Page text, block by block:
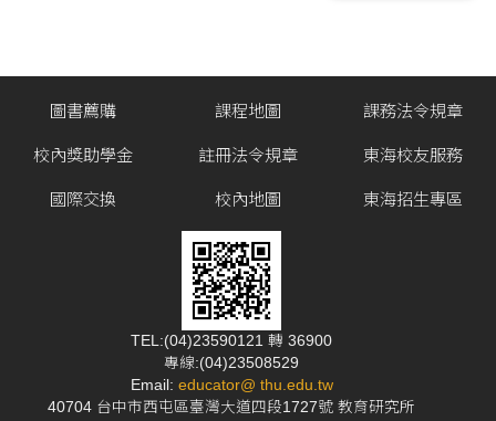
圖書薦購
校內獎助學金
國際交換
課程地圖
註冊法令規章
校內地圖
課務法令規章
東海校友服務
東海招生專區
TEL:(04)23590121 轉 36900
專線:(04)23508529
Email: educator@ thu.edu.tw
40704 台中市西屯區臺灣大道四段1727號 教育研究所